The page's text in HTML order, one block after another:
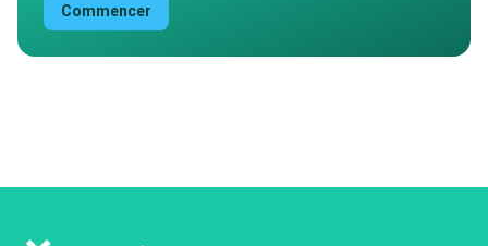
Commencer